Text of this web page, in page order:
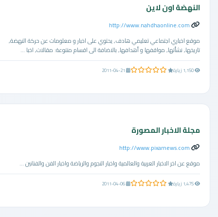
النهضة اون لاين
http://www.nahdhaonline.com
موقع اخباري اجتماعي تعليمي هادف, يحتوي على اخبار و معلومات عن حركة النهضة,
تاريخها, نشأتها, مواقفها و أهدافها, بالاضافة الى اقسام متنوعة: مقالات, اخبا ...
0.0 من 5 نجوم 2011-04-21
مجلة الاخبار المصورة
http://www.pixarnews.com
موقع عن اخر الاخبار العربية والعالمية واخبار النجوم والرياضة واخبار الفن والفنانين ...
0.0 من 5 نجوم 2011-04-06